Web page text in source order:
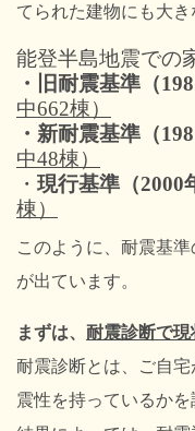
てられた建物にも大き
能登半島地震での
・
旧耐震基準 （
中662棟）
・ 新耐震基準（
中48棟）
・ 現行基準（2000
棟）
このように、耐震基
が出ています。
まずは、 耐震診断で現
耐震診断とは、ご自
震性を持っているかを